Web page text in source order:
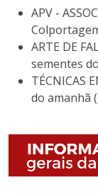
APV -
ARTE DE
sementes
TÉCNICAS
do amanhã